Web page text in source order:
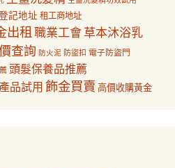
記地址 租工商地址
出租職業工會草本沐浴乳
查詢 防火泥 防盜扣 電子防盜門
頭髮保養品推薦
品試用 飾金買賣 高價收購黃金